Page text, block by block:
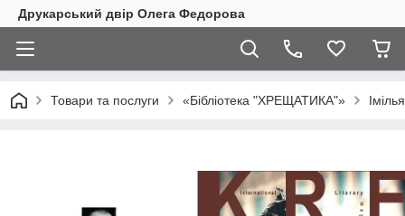
Друкарський двір Олега Федорова
Товари та послуги «Бібліотека "ХРЕЩАТИКА"»